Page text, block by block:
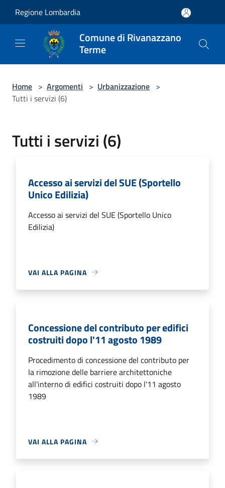
Regione Lombardia
Comune di Rivanazzano
Terme
Home > Argomenti > Urbanizzazione >
Tutti i servizi (6)
Tutti i servizi (6)
Accesso ai servizi del SUE (Sportello
Unico Edilizia)
Accesso ai servizi del SUE (Sportello Unico
Edilizia)
VAI ALLA PAGINA
Concessione del contributo per edifici
costruiti dopo l'11 agosto 1989
Procedimento di concessione del contributo per
la rimozione delle barriere architettoniche
all'interno di edifici costruiti dopo l'11 agosto
1989
VAI ALLA PAGINA